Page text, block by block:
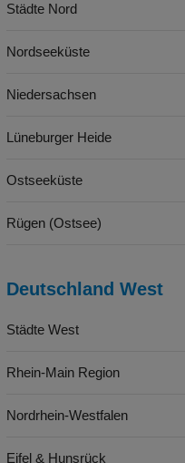
Städte Nord
Nordseeküste
Niedersachsen
Lüneburger Heide
Ostseeküste
Rügen (Ostsee)
Deutschland West
Städte West
Rhein-Main Region
Nordrhein-Westfalen
Eifel & Hunsrück